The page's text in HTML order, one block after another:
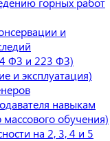
и
ФЗ и 223 ФЗ)
и эксплуатация)
навыкам
обучения)
на 2, 3, 4 и 5